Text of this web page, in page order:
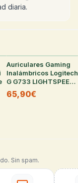
diaria.
25°
Auriculares Gaming
Inalámbricos Logitech
G G733 LIGHTSPEED
Blancos
65,90€
Sin spam.